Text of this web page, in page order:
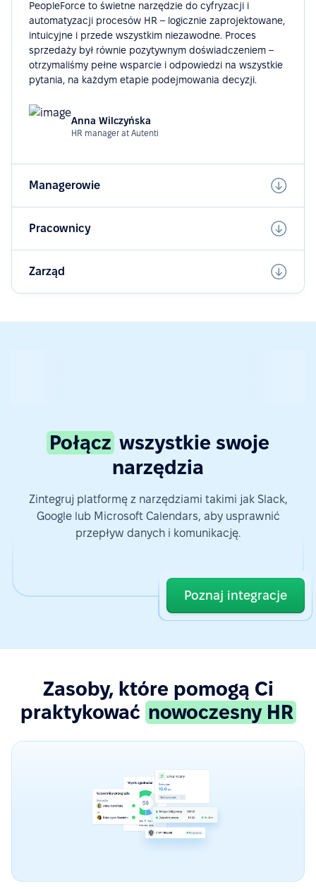
PeopleForce to świetne narzędzie do cyfryzacji i
automatyzacji procesów HR – logicznie zaprojektowane,
intuicyjne i przede wszystkim niezawodne. Proces
sprzedaży był równie pozytywnym doświadczeniem –
otrzymaliśmy pełne wsparcie i odpowiedzi na wszystkie
pytania, na każdym etapie podejmowania decyzji.
Anna Wilczyńska
HR manager at Autenti
Managerowie
Pracownicy
Zarząd
Połącz wszystkie swoje
narzędzia
Zintegruj platformę z narzędziami takimi jak Slack,
Google lub Microsoft Calendars, aby usprawnić
przepływ danych i komunikację.
Poznaj integracje
Zasoby, które pomogą Ci
praktykować nowoczesny HR